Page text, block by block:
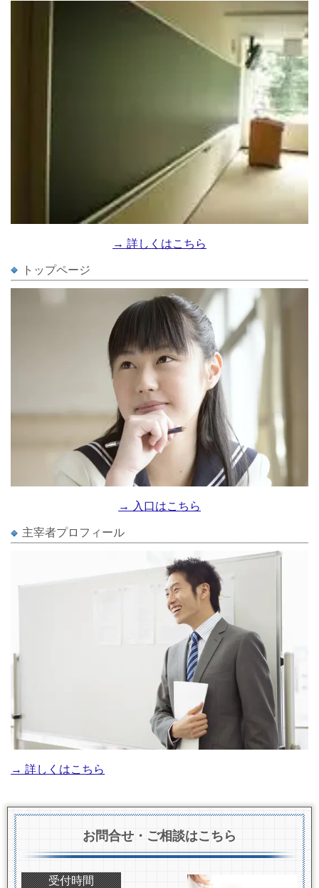
→ 詳しくはこちら
トップページ
→ 入口はこちら
主宰者プロフィール
→ 詳しくはこちら
お問合せ・ご相談はこちら
受付時間